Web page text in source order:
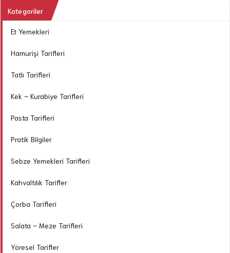
Kategoriler
Et Yemekleri
Hamurişi Tarifleri
Tatlı Tarifleri
Kek – Kurabiye Tarifleri
Pasta Tarifleri
Pratik Bilgiler
Sebze Yemekleri Tarifleri
Kahvaltılık Tarifler
Çorba Tarifleri
Salata – Meze Tarifleri
Yöresel Tarifler